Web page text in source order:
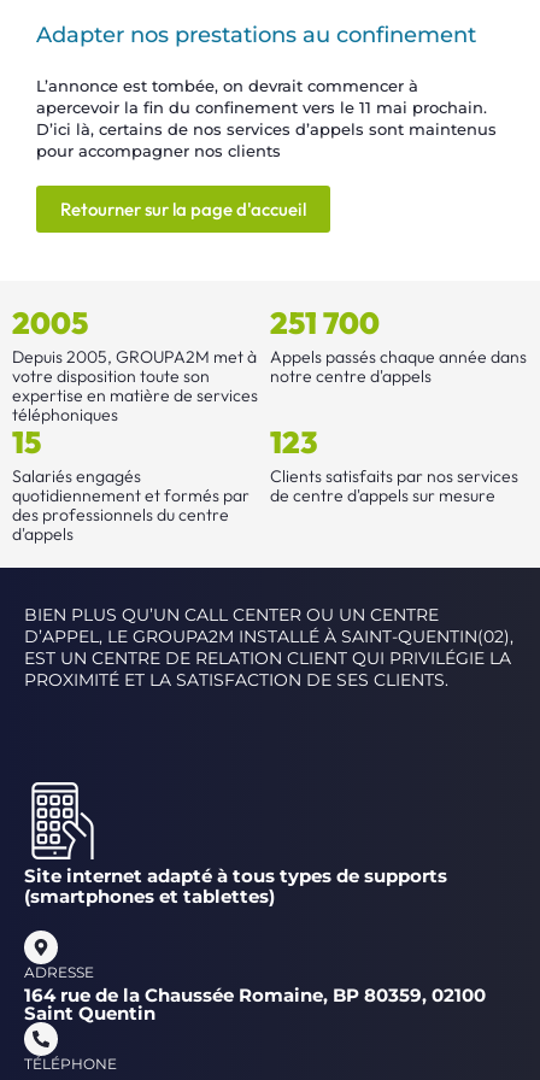
Adapter nos prestations au confinement
L’annonce est tombée, on devrait commencer à
apercevoir la fin du confinement vers le 11 mai prochain.
D’ici là, certains de nos services d’appels sont maintenus
pour accompagner nos clients
Retourner sur la page d'accueil
2005
Depuis 2005, GROUPA2M met à
votre disposition toute son
expertise en matière de services
téléphoniques
251 700
Appels passés chaque année dans
notre centre d'appels
15
Salariés engagés
quotidiennement et formés par
des professionnels du centre
d'appels
123
Clients satisfaits par nos services
de centre d'appels sur mesure
BIEN PLUS QU’UN CALL CENTER OU UN CENTRE
D’APPEL, LE GROUPA2M INSTALLÉ À SAINT-QUENTIN(02),
EST UN CENTRE DE RELATION CLIENT QUI PRIVILÉGIE LA
PROXIMITÉ ET LA SATISFACTION DE SES CLIENTS.
Site internet adapté à tous types de supports
(smartphones et tablettes)
ADRESSE
164 rue de la Chaussée Romaine, BP 80359, 02100
Saint Quentin
TÉLÉPHONE